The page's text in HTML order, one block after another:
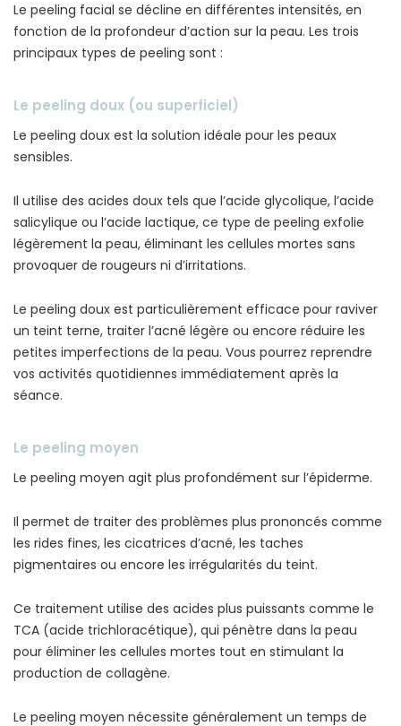
Le peeling facial se décline en différentes intensités, en
fonction de la profondeur d’action sur la peau. Les trois
principaux types de peeling sont :
Le peeling doux (ou superficiel)
Le peeling doux est la solution idéale pour les peaux
sensibles.
Il utilise des acides doux tels que l’acide glycolique, l’acide
salicylique ou l’acide lactique, ce type de peeling exfolie
légèrement la peau, éliminant les cellules mortes sans
provoquer de rougeurs ni d’irritations.
Le peeling doux est particulièrement efficace pour raviver
un teint terne, traiter l’acné légère ou encore réduire les
petites imperfections de la peau. Vous pourrez reprendre
vos activités quotidiennes immédiatement après la
séance.
Le peeling moyen
Le peeling moyen agit plus profondément sur l’épiderme.
Il permet de traiter des problèmes plus prononcés comme
les rides fines, les cicatrices d’acné, les taches
pigmentaires ou encore les irrégularités du teint.
Ce traitement utilise des acides plus puissants comme le
TCA (acide trichloracétique), qui pénètre dans la peau
pour éliminer les cellules mortes tout en stimulant la
production de collagène.
Le peeling moyen nécessite généralement un temps de